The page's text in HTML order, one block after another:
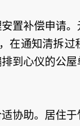
置补偿申请
在通知清拆
到心仪的公
协助。居住